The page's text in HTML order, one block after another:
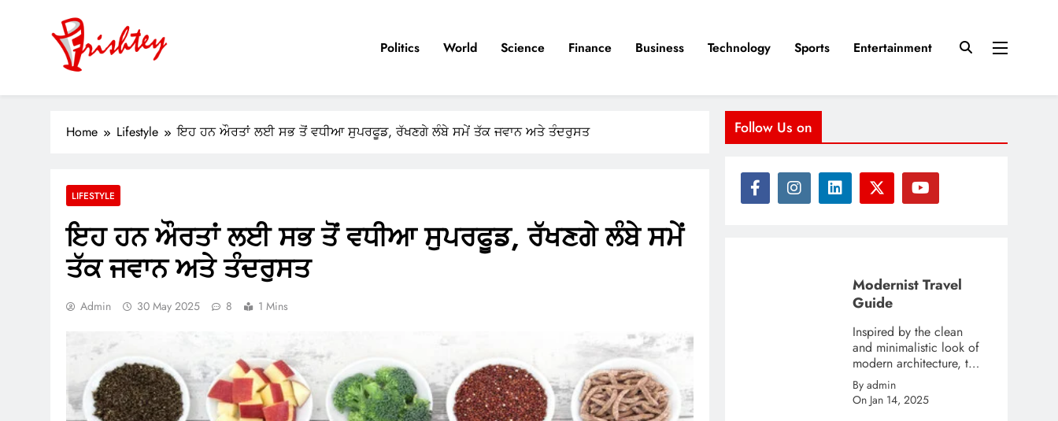
Your Window to the World
Politics World Science Finance Business Technology Sports Entertainment
Home Lifestyle ਇਹ ਹਨ ਔਰਤਾਂ ਲਈ ਸਭ ਤੋਂ ਵਧੀਆ ਸੁਪਰਫੂਡ, ਰੱਖਣਗੇ ਲੰਬੇ ਸਮੇਂ ਤੱਕ ਜਵਾਨ ਅਤੇ ਤੰਦਰੁਸਤ
LIFESTYLE
ਇਹ ਹਨ ਔਰਤਾਂ ਲਈ ਸਭ ਤੋਂ ਵਧੀਆ ਸੁਪਰਫੂਡ, ਰੱਖਣਗੇ ਲੰਬੇ ਸਮੇਂ
ਤੱਕ ਜਵਾਨ ਅਤੇ ਤੰਦਰੁਸਤ
Admin 30 May 2025 8 1 Mins
Follow Us on
Modernist Travel
Guide
Inspired by the clean
and minimalistic look of
modern architecture, this
template is great for
creating stories about
urban and city tourism.
By admin
On Jan 14, 2025